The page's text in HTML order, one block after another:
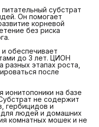
субстрат
Он помогает
корневой
без риска
обеспечивает
до 3 лет. ЦИОН
разных этапах роста,
после
ионитопоники на базе
не содержит
гербицидов и
для людей и домашних
комнатных мошек и не